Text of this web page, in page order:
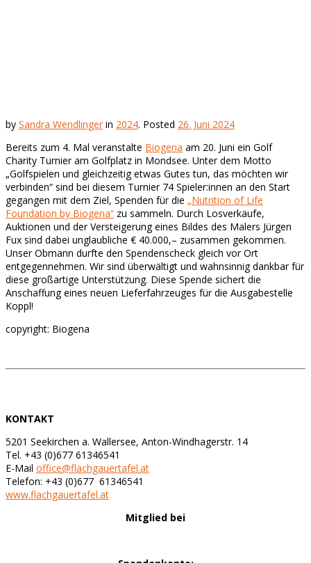
by Sandra Wendlinger in 2024. Posted 26. Juni 2024
Bereits zum 4. Mal veranstalte Biogena am 20. Juni ein Golf
Charity Turnier am Golfplatz in Mondsee. Unter dem Motto
„Golfspielen und gleichzeitig etwas Gutes tun, das möchten wir
verbinden“ sind bei diesem Turnier 74 Spieler:innen an den Start
gegangen mit dem Ziel, Spenden für die „Nutrition of Life
Foundation by Biogena“ zu sammeln. Durch Losverkäufe,
Auktionen und der Versteigerung eines Bildes des Malers Jürgen
Fux sind dabei unglaubliche € 40.000,– zusammen gekommen.
Unser Obmann durfte den Spendenscheck gleich vor Ort
entgegennehmen. Wir sind überwältigt und wahnsinnig dankbar für
diese großartige Unterstützung. Diese Spende sichert die
Anschaffung eines neuen Lieferfahrzeuges für die Ausgabestelle
Koppl!
copyright: Biogena
KONTAKT
5201 Seekirchen a. Wallersee, Anton-Windhagerstr. 14
Tel. +43 (0)677 61346541
E-Mail office@flachgauertafel.at
Telefon: +43 (0)677 61346541
www.flachgauertafel.at
Mitglied bei